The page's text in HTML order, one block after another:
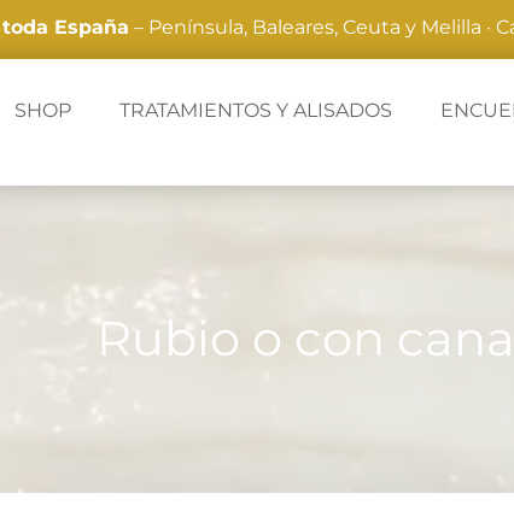
España – Península, Baleares, Ceuta y Melilla ·
SHOP TRATAMIENTOS Y ALISADOS
Rubio o con